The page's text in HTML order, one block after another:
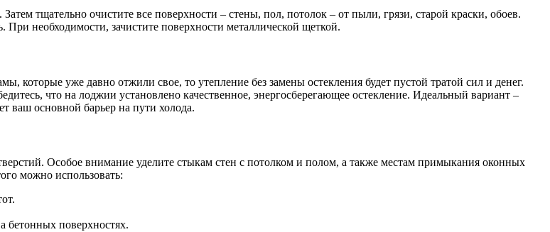
тщательно очистите все поверхности – стены, пол, потолок – от пыли, грязи, старой краски, обоев.
необходимости, зачистите поверхности металлической щеткой.
которые уже давно отжили свое, то утепление без замены остекления будет пустой тратой сил и денег.
что на лоджии установлено качественное, энергосберегающее остекление. Идеальный вариант –
ваш основной барьер на пути холода.
Особое внимание уделите стыкам стен с потолком и полом, а также местам примыкания оконных
можно использовать:
бетонных поверхностях.